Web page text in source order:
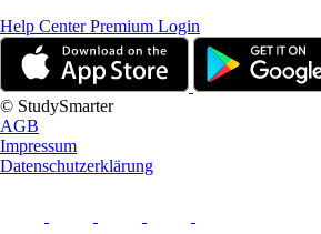
Help CenterPremium Login
© StudySmarter
AGB
Impressum
Datenschutzerklärung